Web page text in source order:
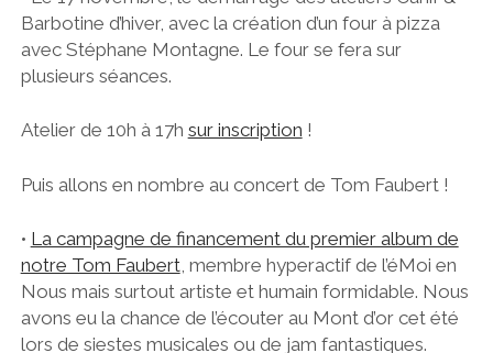
Barbotine d’hiver, avec la création d’un four à pizza
avec Stéphane Montagne. Le four se fera sur
plusieurs séances.
Atelier de 10h à 17h sur inscription !
Puis allons en nombre au concert de Tom Faubert !
• La campagne de financement du premier album de
notre Tom Faubert, membre hyperactif de l’éMoi en
Nous mais surtout artiste et humain formidable. Nous
avons eu la chance de l’écouter au Mont d’or cet été
lors de siestes musicales ou de jam fantastiques.